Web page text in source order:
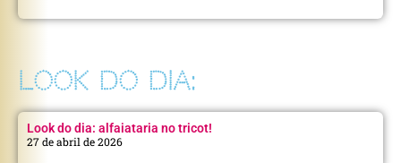
LOOK DO DIA:
Look do dia: alfaiataria no tricot!
27 de abril de 2026